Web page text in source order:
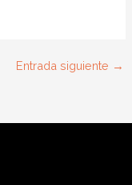
Entrada siguiente →